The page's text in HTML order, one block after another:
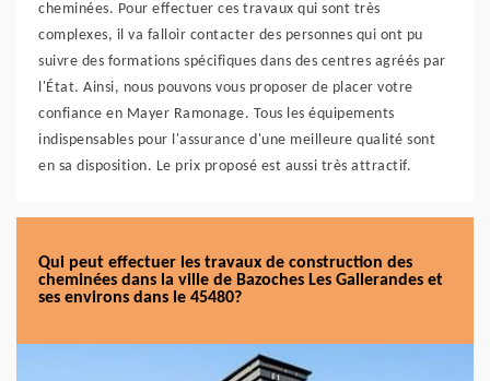
cheminées. Pour effectuer ces travaux qui sont très
complexes, il va falloir contacter des personnes qui ont pu
suivre des formations spécifiques dans des centres agréés par
l'État. Ainsi, nous pouvons vous proposer de placer votre
confiance en Mayer Ramonage. Tous les équipements
indispensables pour l'assurance d'une meilleure qualité sont
en sa disposition. Le prix proposé est aussi très attractif.
Qui peut effectuer les travaux de construction des
cheminées dans la ville de Bazoches Les Gallerandes et
ses environs dans le 45480?